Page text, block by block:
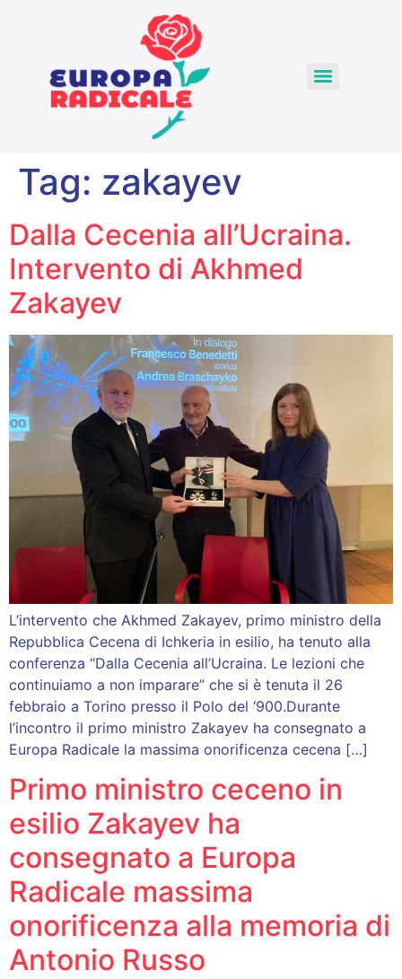
Tag: zakayev
Dalla Cecenia all’Ucraina.
Intervento di Akhmed
Zakayev
L’intervento che Akhmed Zakayev, primo ministro della
Repubblica Cecena di Ichkeria in esilio, ha tenuto alla
conferenza “Dalla Cecenia all’Ucraina. Le lezioni che
continuiamo a non imparare” che si è tenuta il 26
febbraio a Torino presso il Polo del ‘900.Durante
l’incontro il primo ministro Zakayev ha consegnato a
Europa Radicale la massima onorificenza cecena […]
Primo ministro ceceno in
esilio Zakayev ha
consegnato a Europa
Radicale massima
onorificenza alla memoria di
Antonio Russo